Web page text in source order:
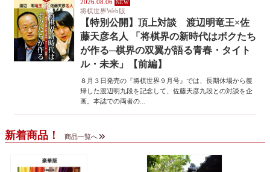
2026.08.06
将棋世界Web版
【特別公開】頂上対談 渡辺明竜王×佐
藤天彦名人 「将棋界の新時代はボクたち
が作る─棋界の双翼が語る青春・タイト
ル・未来」【前編】
８月３日発売の『将棋世界９月号』では、長期休場から復
帰した渡辺明九段を記念して、佐藤天彦九段との対談を企
画。本誌での両者の...
新着商品！ 商品一覧へ